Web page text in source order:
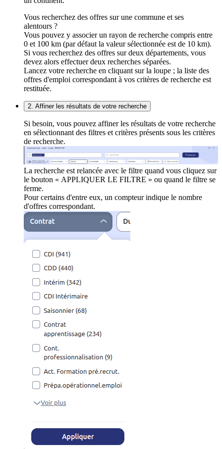
Vous recherchez des offres sur une commune et ses
alentours ?
Vous pouvez y associer un rayon de recherche compris entre
0 et 100 km (par défaut la valeur sélectionnée est de 10 km).
Si vous recherchez des offres sur deux départements, vous
devez alors effectuer deux recherches séparées.
Lancez votre recherche en cliquant sur la loupe ; la liste des
offres d'emploi correspondant à vos critères de recherche est
restituée.
2. Affiner les résultats de votre recherche
Si besoin, vous pouvez affiner les résultats de votre recherche
en sélectionnant des filtres et critères présents sous les critères
de recherche.
La recherche est relancée avec le filtre quand vous cliquez sur
le bouton « APPLIQUER LE FILTRE » ou quand le filtre se
ferme.
Pour certains d'entre eux, un compteur indique le nombre
d'offres correspondant.